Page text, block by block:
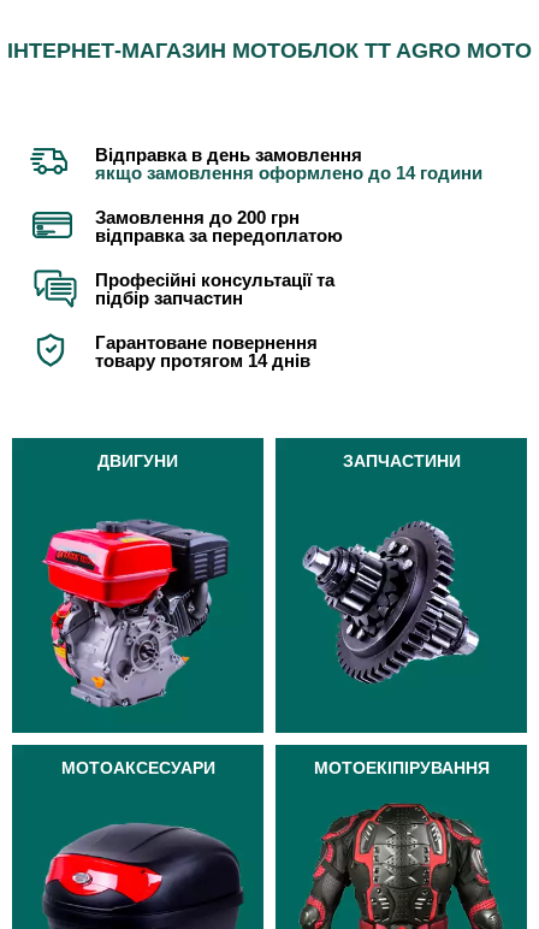
ІНТЕРНЕТ-МАГАЗИН МОТОБЛОК TT AGRO MOTO
Відправка в день замовлення
якщо замовлення оформлено до 14 години
Замовлення до 200 грн
відправка за передоплатою
Професійні консультації та
підбір запчастин
Гарантоване повернення
товару протягом 14 днів
ДВИГУНИ ЗАПЧАСТИНИ
МОТОАКСЕСУАРИ МОТОЕКІПІРУВАННЯ